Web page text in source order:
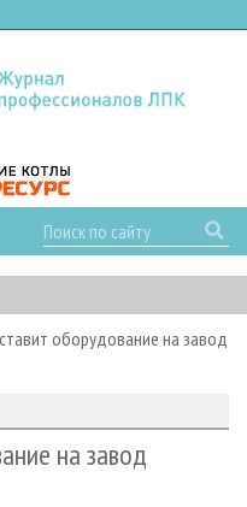
оборудование на завод
на завод